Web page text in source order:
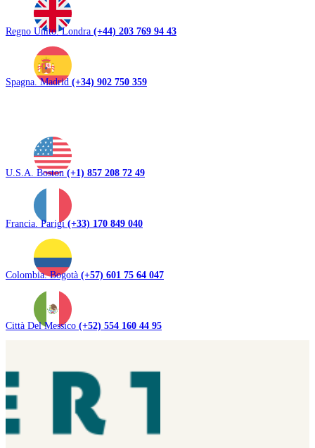
Regno Unito. Londra (+44) 203 769 94 43
Spagna. Madrid (+34) 902 750 359
U.S.A. Boston(+1) 857 208 72 49
Francia. Parigi(+33) 170 849 040
Colombia. Bogotà (+57) 601 75 64 047
Città Del Messico (+52) 554 160 44 95